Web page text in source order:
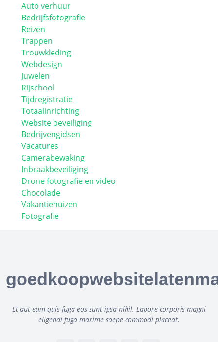
Auto verhuur
Bedrijfsfotografie
Reizen
Trappen
Trouwkleding
Webdesign
Juwelen
Rijschool
Tijdregistratie
Totaalinrichting
Website beveiliging
Bedrijvengidsen
Vacatures
Camerabewaking
Inbraakbeveiliging
Drone fotografie en video
Chocolade
Vakantiehuizen
Fotografie
Et aut eum quis fuga eos sunt ipsa nihil. Labore corporis magni
eligendi fuga maxime saepe commodi placeat.